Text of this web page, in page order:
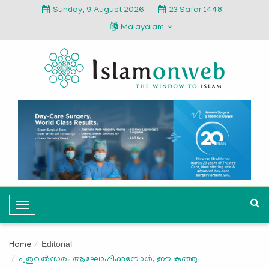
Sunday, 9 August 2026
23 Safar 1448
Malayalam
T
o
g
l
Home Editorial
പുതുവല്‍സരം ആഘോഷിക്കുമ്പോള്‍, ഈ കുഞ്ഞു